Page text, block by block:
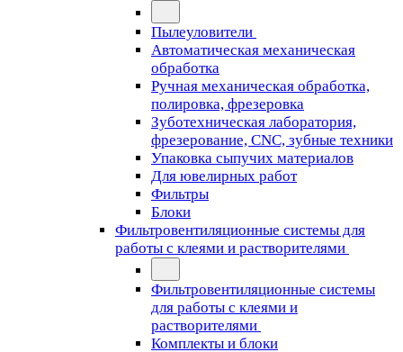
Пылеуловители
Автоматическая механическая
обработка
Ручная механическая обработка,
полировка, фрезеровка
Зуботехническая лаборатория,
фрезерование, CNC, зубные техники
Упаковка сыпучих материалов
Для ювелирных работ
Фильтры
Блоки
Фильтровентиляционные системы для
работы с клеями и растворителями
Фильтровентиляционные системы
для работы с клеями и
растворителями
Комплекты и блоки